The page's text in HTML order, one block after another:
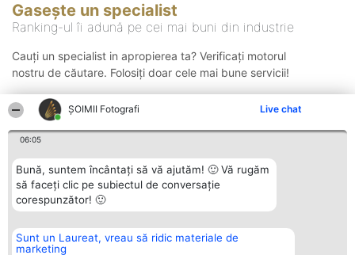
ȘOIMII Fotografi Live chat
06:05
Bună, suntem încântați să vă ajutăm! 🙂 Vă rugăm
să faceți clic pe subiectul de conversație
corespunzător! 🙂
Sunt un Laureat, vreau să ridic materiale de
marketing
Gasește un specialist
Ranking-ul îi adună pe cei mai buni din industrie
Cauți un specialist in apropierea ta? Verificați motorul
nostru de căutare. Folosiți doar cele mai bune servicii!
Organizator Ranking
BRIGHT SOLUTIONS BR SRL
Plebiscyt Contact